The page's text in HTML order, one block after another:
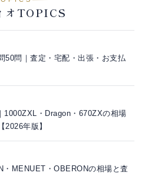
オTOPICS
50問｜査定・宅配・出張・お支払
1000ZXL・Dragon・670ZXの相場
2026年版】
MENUET・OBERONの相場と査